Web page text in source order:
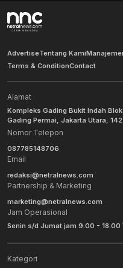
AdvertiseTentang Kami
Terms & ConditionContact
Alamat
Kompleks Gading Bukit Indah
Gading Permai, Jakarta Utara,
Nomor Telepon
087785148706
Email
redaksi@netralnews.com
Partnership & Marketing
marketing@netralnews.com
Jam Operasional
Senin s/d Jumat jam 9.00 - 18.00
Kategori